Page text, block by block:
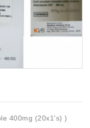
400mg (20x1's) )